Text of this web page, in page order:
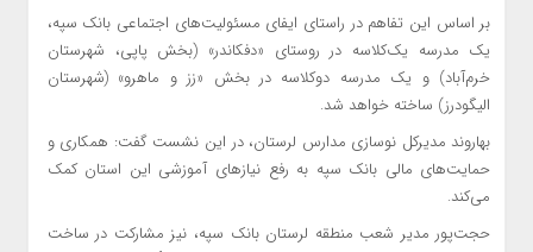
بر اساس این تفاهم در راستای ایفای مسئولیت‌های اجتماعی بانک سپه،
یک مدرسه یک‌کلاسه در روستای «دفکاندر» (بخش پاپی، شهرستان
خرم‌آباد) و یک مدرسه دوکلاسه در بخش «زز و ماهرو» (شهرستان
الیگودرز) ساخته خواهد شد.
بهاروند مدیرکل نوسازی مدارس لرستان، در این نشست گفت: همکاری و
حمایت‌های مالی بانک سپه به رفع نیازهای آموزشی این استان کمک
می‌کند.
حجت‌پور مدیر شعب منطقه لرستان بانک سپه، نیز مشارکت در ساخت